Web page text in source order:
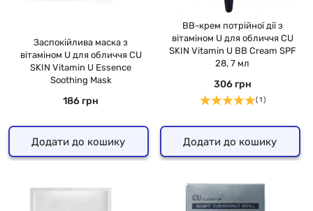
Заспокійлива маска з
вітаміном U для обличчя CU
SKIN Vitamin U Essence
Soothing Mask
186 грн
Додати до кошику
ВВ-крем потрійної дії з
вітаміном U для обличчя CU
SKIN Vitamin U BB Cream SPF
28, 7 мл
306 грн
( 1 )
Додати до кошику